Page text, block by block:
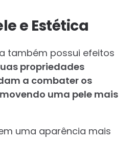
e Estética
também possui efeitos
propriedades
a combater os
uma pele mais
uma aparência mais